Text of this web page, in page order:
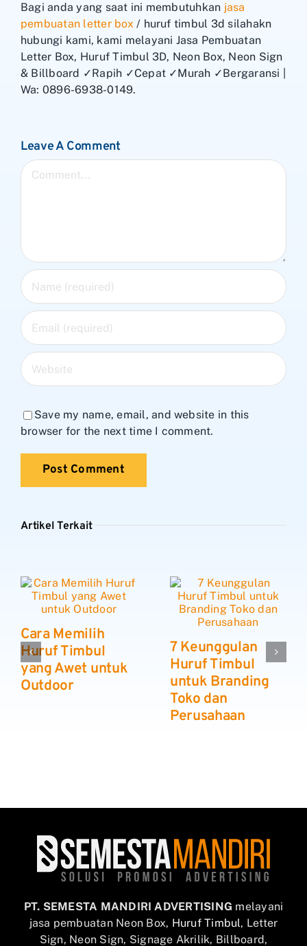
Bagi anda yang saat ini membutuhkan jasa
pembuatan letter box/ huruf timbul 3d silahakn
hubungi kami, kami melayani Jasa Pembuatan
Letter Box, Huruf Timbul 3D, Neon Box, Neon Sign
& Billboard ✓Rapih ✓Cepat ✓Murah ✓Bergaransi |
Wa: 0896-6938-0149.
Leave A Comment
Comment
Save my name, email, and website in this
browser for the next time I comment.
Artikel Terkait
Cara Memilih
Huruf Timbul
yang Awet untuk
Outdoor
7 Keunggulan
Huruf Timbul
untuk Branding
Toko dan
Perusahaan
PT. SEMESTA MANDIRI ADVERTISING melayani
jasa pembuatan Neon Box, Huruf Timbul, Letter
Sign, Neon Sign, Signage Akrilik, Billboard,